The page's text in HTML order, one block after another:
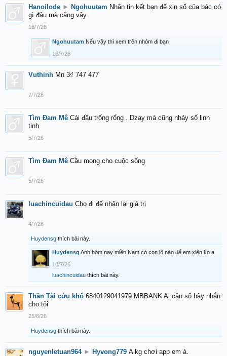
Hanoilode ► Ngohuutam Nhăn tin kết bạn để xin số của bác có
gì đâu mà căng vậy
16/7/26
Ngohuutam Nếu vậy thì xem trên nhóm đi bạn
16/7/26
Vuthinh Mn 3₫ 747 477
7/7/26
Tìm Đam Mê Cái đầu trống rổng . Dzay mà cũng nhảy số linh
tinh
5/7/26
Tìm Đam Mê Cầu mong cho cuộc sống
5/7/26
luachincuidau Cho đi để nhận lại giá trị
4/7/26
Huydensg thích bài này.
Huydensg Anh hôm nay miền Nam có con lô nào để em xiên ko ạ
10/7/26
luachincuidau thích bài này.
Thần Tài cứu khổ 6840129041979 MBBANK Ai cần số hãy nhắn
cho tôi
25/6/26
Huydensg thích bài này.
nguyenletuan964 ► Hyvong779 A kg chơi app em à.